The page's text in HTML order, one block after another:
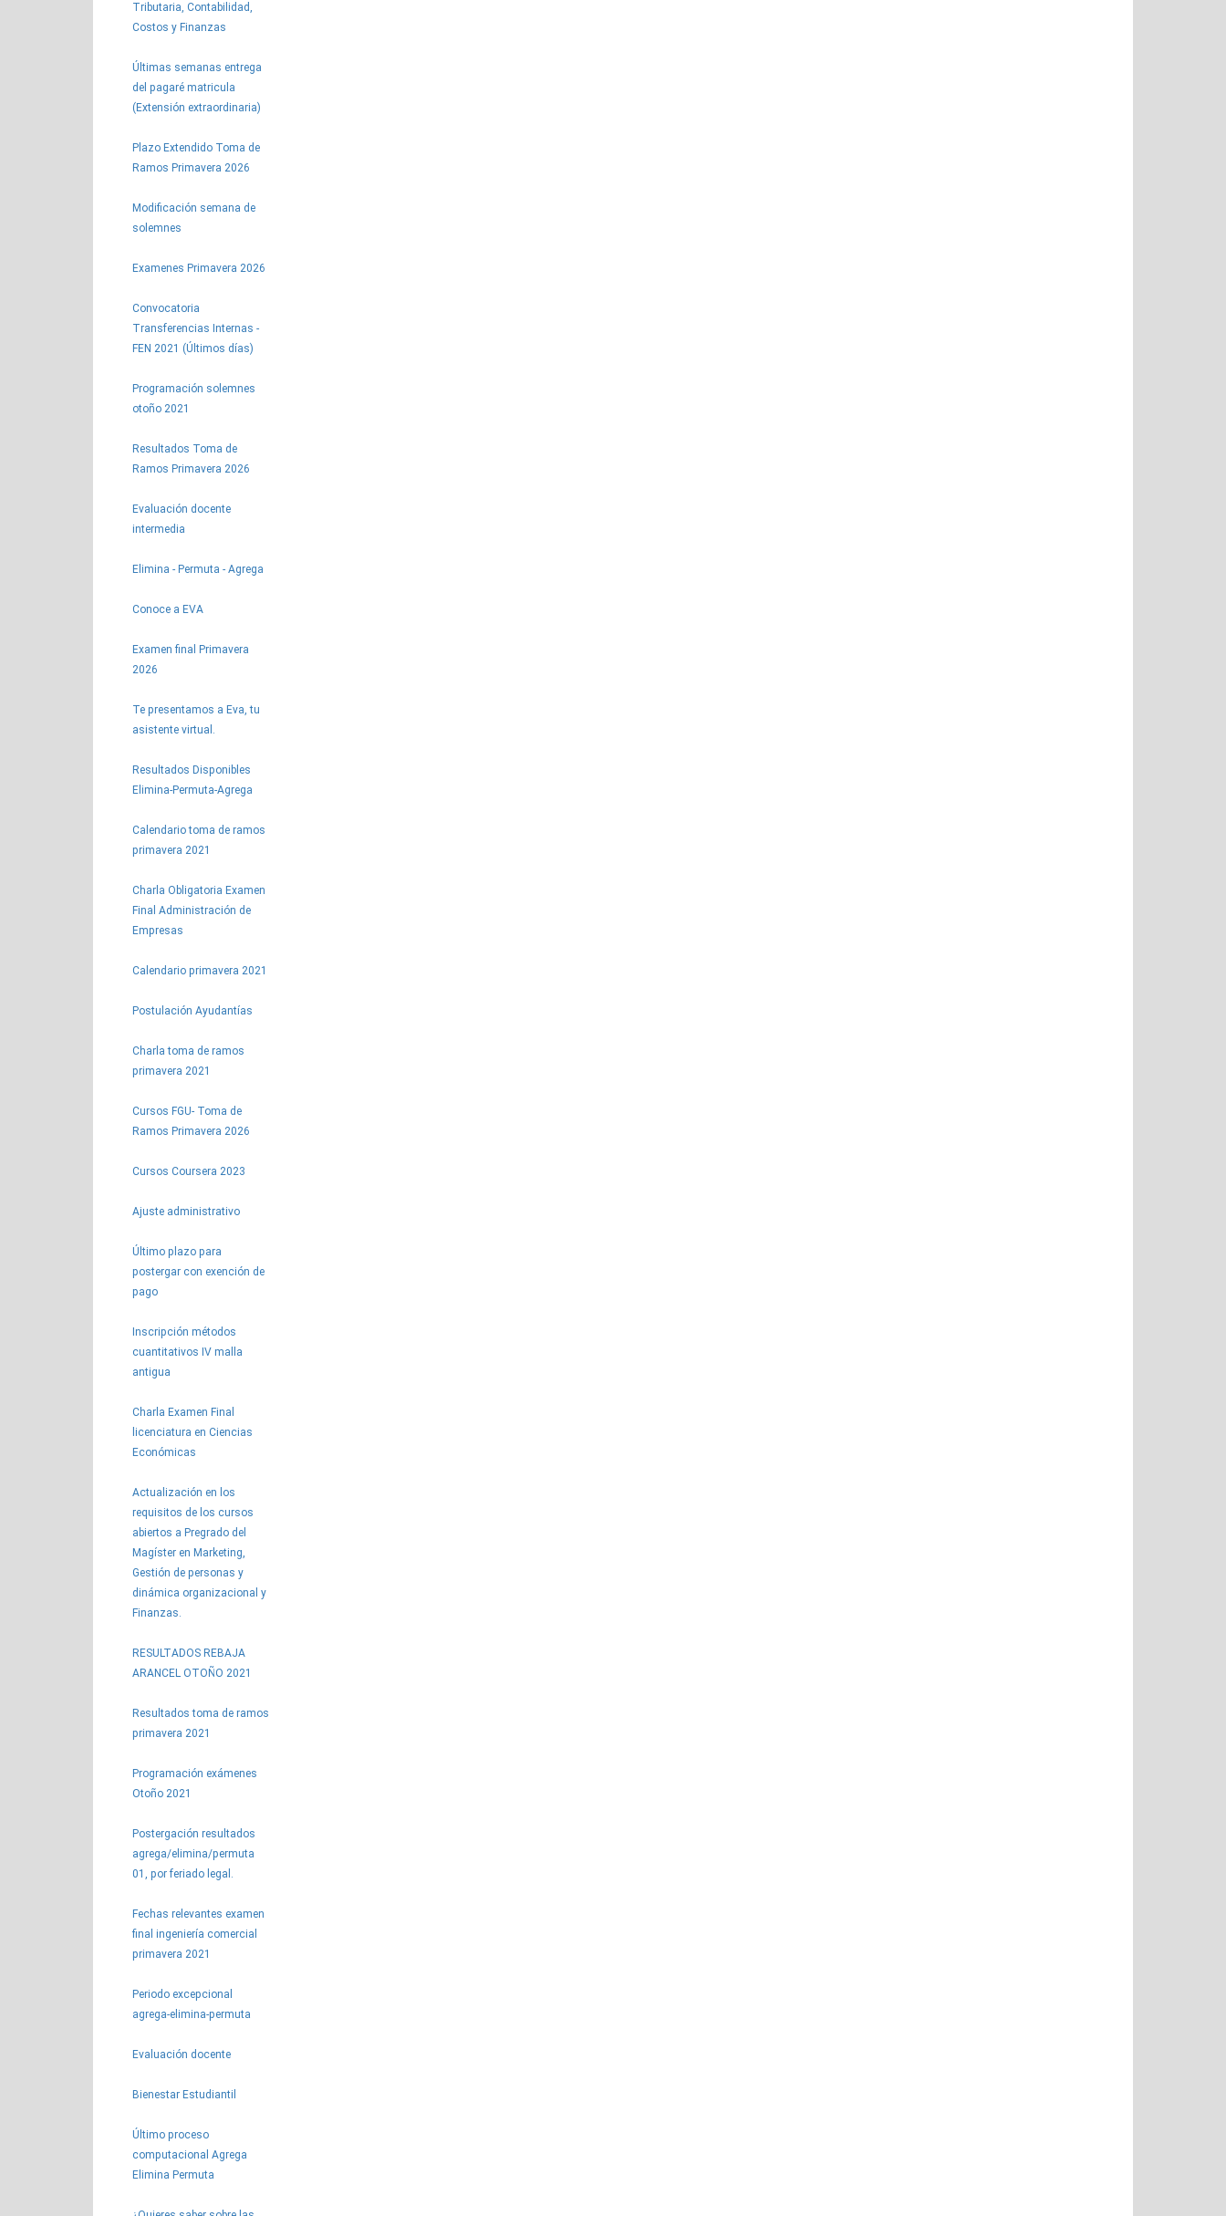
Tributaria, Contabilidad,
Costos y Finanzas
Últimas semanas entrega
del pagaré matricula
(Extensión extraordinaria)
Plazo Extendido Toma de
Ramos Primavera 2026
Modificación semana de
solemnes
Examenes Primavera 2026
Convocatoria
Transferencias Internas -
FEN 2021 (Últimos días)
Programación solemnes
otoño 2021
Resultados Toma de
Ramos Primavera 2026
Evaluación docente
intermedia
Elimina - Permuta - Agrega
Conoce a EVA
Examen final Primavera
2026
Te presentamos a Eva, tu
asistente virtual.
Resultados Disponibles
Elimina-Permuta-Agrega
Calendario toma de ramos
primavera 2021
Charla Obligatoria Examen
Final Administración de
Empresas
Calendario primavera 2021
Postulación Ayudantías
Charla toma de ramos
primavera 2021
Cursos FGU- Toma de
Ramos Primavera 2026
Cursos Coursera 2023
Ajuste administrativo
Último plazo para
postergar con exención de
pago
Inscripción métodos
cuantitativos IV malla
antigua
Charla Examen Final
licenciatura en Ciencias
Económicas
Actualización en los
requisitos de los cursos
abiertos a Pregrado del
Magíster en Marketing,
Gestión de personas y
dinámica organizacional y
Finanzas.
RESULTADOS REBAJA
ARANCEL OTOÑO 2021
Resultados toma de ramos
primavera 2021
Programación exámenes
Otoño 2021
Postergación resultados
agrega/elimina/permuta
01, por feriado legal.
Fechas relevantes examen
final ingeniería comercial
primavera 2021
Periodo excepcional
agrega-elimina-permuta
Evaluación docente
Bienestar Estudiantil
Último proceso
computacional Agrega
Elimina Permuta